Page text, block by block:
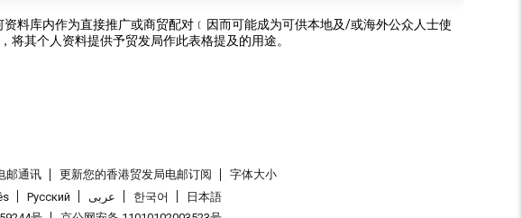
料库内作为直接推广或商贸配对﹝因而可能成为可供本地及/或海外公众人士使
其个人资料提供予贸发局作此表格提及的用途。
邮通讯 更新您的香港贸发局电邮订阅
字体大小
Pусский عربى 한국어
日本語